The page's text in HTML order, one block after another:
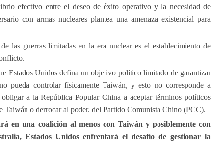
efectivo entre el deseo de éxito operativo y la necesidad de
con armas nucleares plantea una amenaza existencial para
las guerras limitadas en la era nuclear es el establecimiento de
Estados Unidos defina un objetivo político limitado de garantizar
pueda controlar físicamente Taiwán, y esto no corresponde a
a la República Popular China a aceptar términos políticos
Taiwán o derrocar al poder. del Partido Comunista Chino (PCC).
en una coalición al menos con Taiwán y posiblemente con
Estados Unidos enfrentará el desafío de gestionar la